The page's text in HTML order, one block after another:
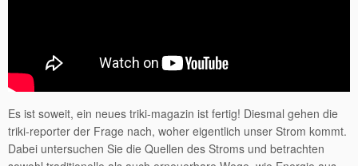
Es ist soweit, ein neues triki-magazin ist fertig! Diesmal gehen die
triki-reporter der Frage nach, woher eigentlich unser Strom kommt.
Dabei untersuchen Sie die Quellen des Stroms und betrachten